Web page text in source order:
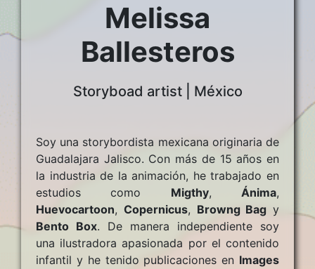
Melissa
Ballesteros
Storyboad artist | México
Soy una storybordista mexicana originaria de
Guadalajara Jalisco. Con más de 15 años en
la industria de la animación, he trabajado en
estudios como Migthy,Ánima,
Huevocartoon, Copernicus, Browng Bag y
Bento Box. De manera independiente soy
una ilustradora apasionada por el contenido
infantil y he tenido publicaciones en Images